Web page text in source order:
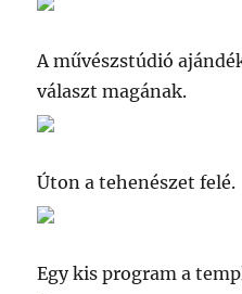
A művészstúdió
választ magának.
Úton a tehenészet felé.
Egy kis program a